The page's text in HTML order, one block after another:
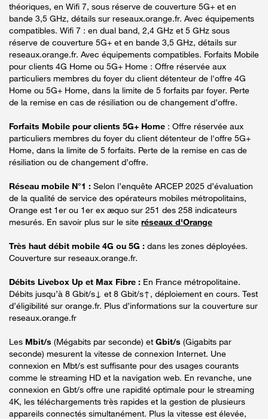
théoriques, en Wifi 7, sous réserve de couverture 5G+ et en
bande 3,5 GHz, détails sur reseaux.orange.fr. Avec équipements
compatibles. Wifi 7 : en dual band, 2,4 GHz et 5 GHz sous
réserve de couverture 5G+ et en bande 3,5 GHz, détails sur
reseaux.orange.fr. Avec équipements compatibles. Forfaits Mobile
pour clients 4G Home ou 5G+ Home : Offre réservée aux
particuliers membres du foyer du client détenteur de l'offre 4G
Home ou 5G+ Home, dans la limite de 5 forfaits par foyer. Perte
de la remise en cas de résiliation ou de changement d’offre.
Forfaits Mobile pour clients 5G+ Home : Offre réservée aux
particuliers membres du foyer du client détenteur de l'offre 5G+
Home, dans la limite de 5 forfaits. Perte de la remise en cas de
résiliation ou de changement d’offre.
Réseau mobile N°1 : Selon l’enquête ARCEP 2025 d’évaluation
de la qualité de service des opérateurs mobiles métropolitains,
Orange est 1er ou 1er ex æquo sur 251 des 258 indicateurs
mesurés. En savoir plus sur le site réseaux d'Orange
Très haut débit mobile 4G ou 5G : dans les zones déployées.
Couverture sur reseaux.orange.fr.
Débits Livebox Up et Max Fibre : En France métropolitaine.
Débits jusqu’à 8 Gbit/s↓ et 8 Gbit/s↑, déploiement en cours. Test
d’éligibilité sur orange.fr. Plus d’informations sur la couverture sur
reseaux.orange.fr
Les Mbit/s (Mégabits par seconde) et Gbit/s (Gigabits par
seconde) mesurent la vitesse de connexion Internet. Une
connexion en Mbt/s est suffisante pour des usages courants
comme le streaming HD et la navigation web. En revanche, une
connexion en Gbt/s offre une rapidité optimale pour le streaming
4K, les téléchargements très rapides et la gestion de plusieurs
appareils connectés simultanément. Plus la vitesse est élevée,